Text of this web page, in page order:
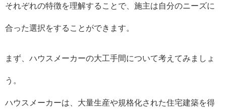
それぞれの特徴を理解することで、施主は自分のニーズに
合った選択をすることができます。
まず、ハウスメーカーの大工手間について考えてみましょ
う。
ハウスメーカーは、大量生産や規格化された住宅建築を得